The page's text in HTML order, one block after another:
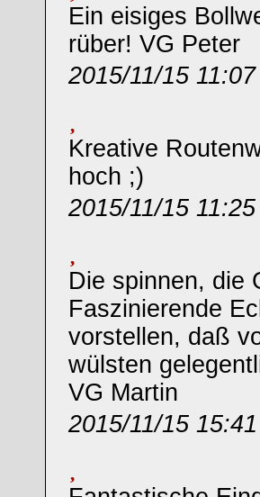
Ein eisiges
rüber! VG Peter
2015/11/15 11:07
Kreative
hoch ;)
2015/11/15 11:25
Die spinnen, die
Faszinierende
vorstellen, daß
wülsten
VG Martin
2015/11/15